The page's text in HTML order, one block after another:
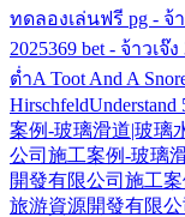
ทดลองเล่นฟรี pg -
2025369 bet - จ้าวเ
ต่ำA Toot And A
HirschfeldUnderstand
案例-玻璃滑道|玻璃
公司 施工案例-玻璃
開發有限公司 施工
旅游資源開發有限公